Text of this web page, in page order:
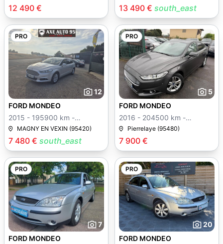
12 490 € 13 490 € south_east
PRO
12
7 480 € south_east
FORD MONDEO
2015 - 195900 km -
Manuelle
MAGNY EN VEXIN (95420)
PRO
5
7 900 €
FORD MONDEO
2016 - 204500 km -
Manuelle
Pierrelaye (95480)
PRO
7
FORD MONDEO
PRO
20
FORD MONDEO